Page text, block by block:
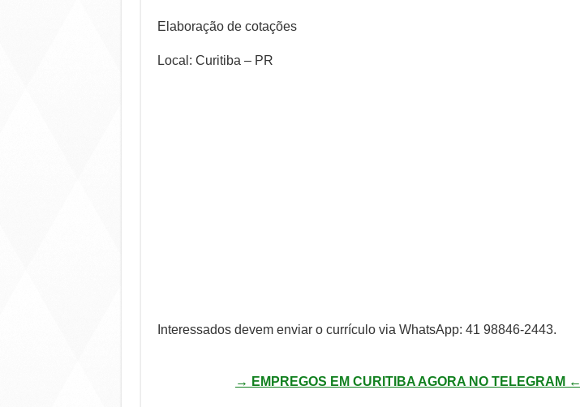
Elaboração de cotações
Local: Curitiba – PR
Interessados devem enviar o currículo via WhatsApp: 41 98846-2443.
→ EMPREGOS EM CURITIBA AGORA NO TELEGRAM ←